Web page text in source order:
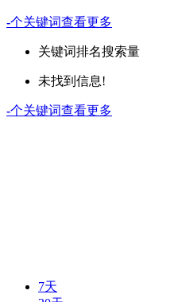
-个关键词查看更多
关键词排名搜索量
未找到信息!
-个关键词查看更多
7天